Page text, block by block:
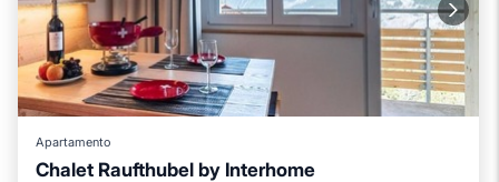
Apartamento
Chalet Raufthubel by Interhome